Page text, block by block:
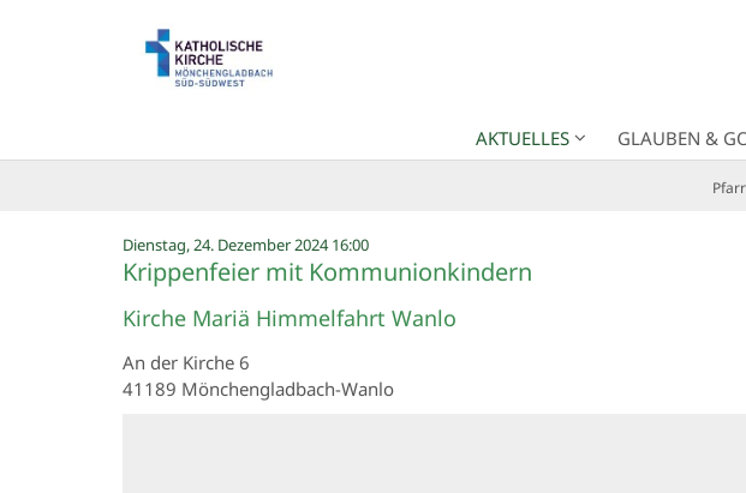
AKTUELLES GLAUBEN &
Dienstag, 24. Dezember 2024 16:00:
Krippenfeier mit Kommunionkindern
Kirche Mariä Himmelfahrt Wanlo
An der Kirche 6
41189 Mönchengladbach-Wanlo